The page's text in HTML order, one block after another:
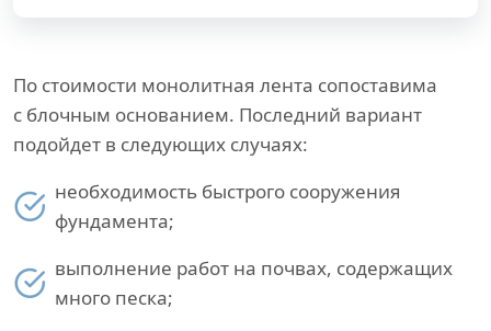
По стоимости монолитная лента сопоставима
с блочным основанием. Последний вариант
подойдет в следующих случаях:
необходимость быстрого сооружения
фундамента;
выполнение работ на почвах, содержащих
много песка;